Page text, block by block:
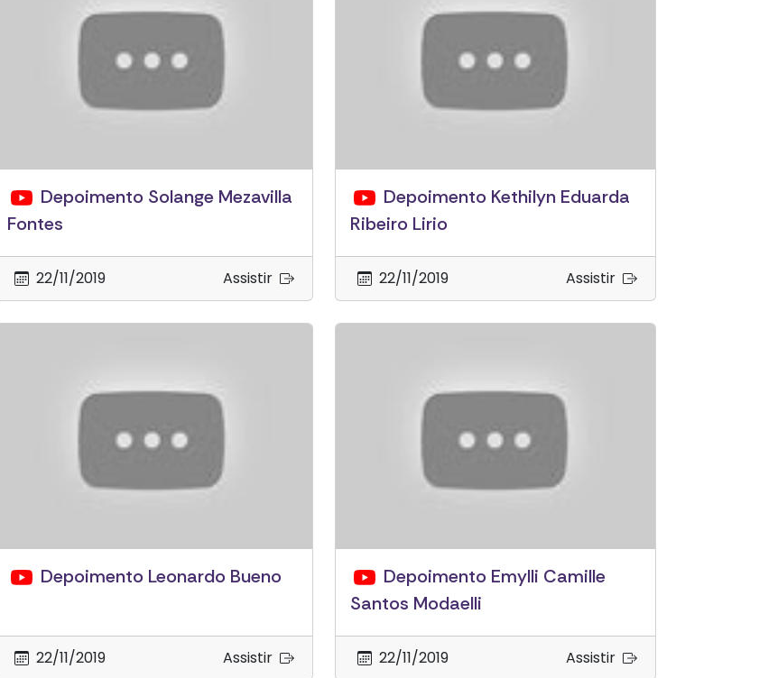
Depoimento Solange Mezavilla
Fontes
22/11/2019 Assistir
Depoimento Kethilyn Eduarda
Ribeiro Lirio
22/11/2019 Assistir
Depoimento Leonardo Bueno
22/11/2019 Assistir
Depoimento Emylli Camille
Santos Modaelli
22/11/2019 Assistir